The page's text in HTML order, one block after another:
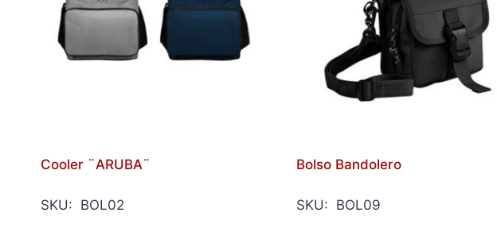
Cooler ¨ARUBA¨
SKU: BOL02
Bolso Bandolero
SKU: BOL09